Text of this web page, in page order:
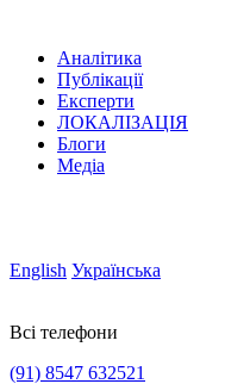
Аналітика
Публікації
Експерти
ЛОКАЛІЗАЦІЯ
Блоги
Медіа
English Українська
Всі телефони
(91) 8547 632521